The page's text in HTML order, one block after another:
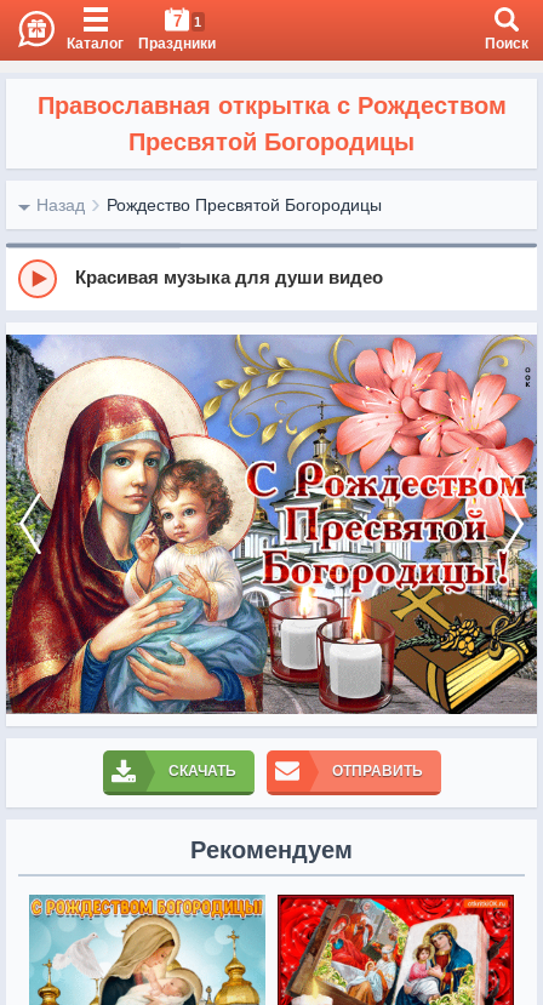
Каталог
7 1
Праздники Поиск
Православная открытка с Рождеством
Пресвятой Богородицы
Назад Рождество Пресвятой Богородицы
Красивая музыка для души видео
СКАЧАТЬ ОТПРАВИТЬ
Рекомендуем